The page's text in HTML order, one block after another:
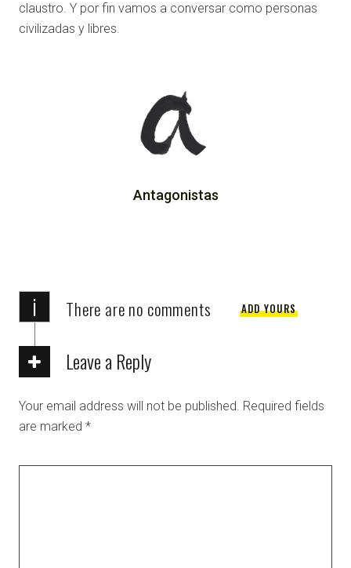
claustro. Y por fin vamos a conversar como personas
civilizadas y libres.
Antagonistas
i There are no comments ADD YOURS
Leave a Reply
Your email address will not be published. Required fields
are marked *